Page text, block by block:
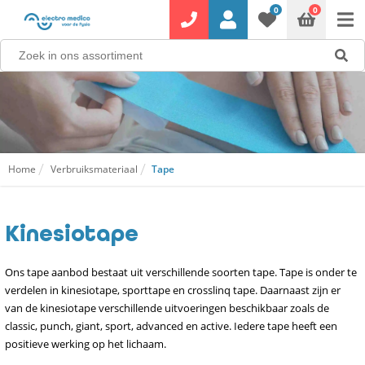
0 0
Home Verbruiksmateriaal Tape
Kinesiotape
Ons tape aanbod bestaat uit verschillende soorten tape. Tape is onder te
verdelen in kinesiotape, sporttape en crosslinq tape. Daarnaast zijn er
van de kinesiotape verschillende uitvoeringen beschikbaar zoals de
classic, punch, giant, sport, advanced en active. Iedere tape heeft een
positieve werking op het lichaam.